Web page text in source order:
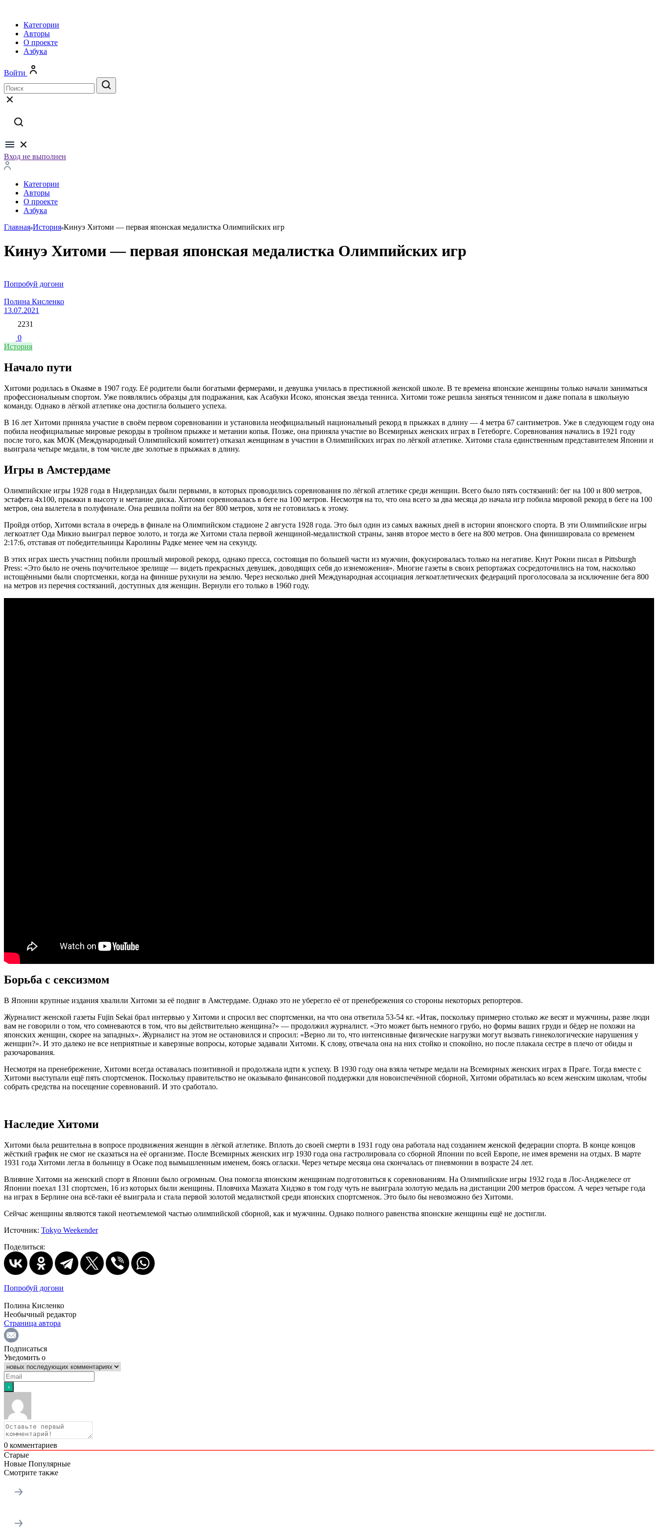
Категории
Авторы
О проекте
Азбука
Войти
Вход не выполнен
Категории
Авторы
О проекте
Азбука
Главная История Кинуэ Хитоми — первая японская медалистка Олимпийских игр
Кинуэ Хитоми — первая японская медалистка Олимпийских игр
Попробуй догони
Полина Кисленко
13.07.2021
2231
0
История
Начало пути
Хитоми родилась в Окаяме в 1907 году. Её родители были богатыми фермерами, и девушка училась в престижной женской школе. В те времена японские женщины только начали заниматься
профессиональным спортом. Уже появлялись образцы для подражания, как Асабуки Исоко, японская звезда тенниса. Хитоми тоже решила заняться теннисом и даже попала в школьную
команду. Однако в лёгкой атлетике она достигла большего успеха.
В 16 лет Хитоми приняла участие в своём первом соревновании и установила неофициальный национальный рекорд в прыжках в длину — 4 метра 67 сантиметров. Уже в следующем году она
побила неофициальные мировые рекорды в тройном прыжке и метании копья. Позже, она приняла участие во Всемирных женских играх в Гетеборге. Соревнования начались в 1921 году
после того, как МОК (Международный Олимпийский комитет) отказал женщинам в участии в Олимпийских играх по лёгкой атлетике. Хитоми стала единственным представителем Японии и
выиграла четыре медали, в том числе две золотые в прыжках в длину.
Игры в Амстердаме
Олимпийские игры 1928 года в Нидерландах были первыми, в которых проводились соревнования по лёгкой атлетике среди женщин. Всего было пять состязаний: бег на 100 и 800 метров,
эстафета 4х100, прыжки в высоту и метание диска. Хитоми соревновалась в беге на 100 метров. Несмотря на то, что она всего за два месяца до начала игр побила мировой рекорд в беге на 100
метров, она вылетела в полуфинале. Она решила пойти на бег 800 метров, хотя не готовилась к этому.
Пройдя отбор, Хитоми встала в очередь в финале на Олимпийском стадионе 2 августа 1928 года. Это был один из самых важных дней в истории японского спорта. В эти Олимпийские игры
легкоатлет Ода Микио выиграл первое золото, и тогда же Хитоми стала первой женщиной-медалисткой страны, заняв второе место в беге на 800 метров. Она финишировала со временем
2:17:6, отставая от победительницы Каролины Радке менее чем на секунду.
В этих играх шесть участниц побили прошлый мировой рекорд, однако пресса, состоящая по большей части из мужчин, фокусировалась только на негативе. Кнут Рокни писал в Pittsburgh
Press: «Это было не очень поучительное зрелище — видеть прекрасных девушек, доводящих себя до изнеможения». Многие газеты в своих репортажах сосредоточились на том, насколько
истощёнными были спортсменки, когда на финише рухнули на землю. Через несколько дней Международная ассоциация легкоатлетических федераций проголосовала за исключение бега 800
на метров из перечня состязаний, доступных для женщин. Вернули его только в 1960 году.
Борьба с сексизмом
В Японии крупные издания хвалили Хитоми за её подвиг в Амстердаме. Однако это не уберегло её от пренебрежения со стороны некоторых репортеров.
Журналист женской газеты Fujin Sekai брал интервью у Хитоми и спросил вес спортсменки, на что она ответила 53-54 кг. «Итак, поскольку примерно столько же весят и мужчины, разве люди
вам не говорили о том, что сомневаются в том, что вы действительно женщина?» — продолжил журналист. «Это может быть немного грубо, но формы ваших груди и бёдер не похожи на
японских женщин, скорее на западных». Журналист на этом не остановился и спросил: «Верно ли то, что интенсивные физические нагрузки могут вызвать гинекологические нарушения у
женщин?». И это далеко не все неприятные и каверзные вопросы, которые задавали Хитоми. К слову, отвечала она на них стойко и спокойно, но после плакала сестре в плечо от обиды и
разочарования.
Несмотря на пренебрежение, Хитоми всегда оставалась позитивной и продолжала идти к успеху. В 1930 году она взяла четыре медали на Всемирных женских играх в Праге. Тогда вместе с
Хитоми выступали ещё пять спортсменок. Поскольку правительство не оказывало финансовой поддержки для новоиспечённой сборной, Хитоми обратилась ко всем женским школам, чтобы
собрать средства на посещение соревнований. И это сработало.
Наследие Хитоми
Хитоми была решительна в вопросе продвижения женщин в лёгкой атлетике. Вплоть до своей смерти в 1931 году она работала над созданием женской федерации спорта. В конце концов
жёсткий график не смог не сказаться на её организме. После Всемирных женских игр 1930 года она гастролировала со сборной Японии по всей Европе, не имея времени на отдых. В марте
1931 года Хитоми легла в больницу в Осаке под вымышленным именем, боясь огласки. Через четыре месяца она скончалась от пневмонии в возрасте 24 лет.
Влияние Хитоми на женский спорт в Японии было огромным. Она помогла японским женщинам подготовиться к соревнованиям. На Олимпийские игры 1932 года в Лос-Анджелесе от
Японии поехал 131 спортсмен, 16 из которых были женщины. Пловчиха Маэхата Хидэко в том году чуть не выиграла золотую медаль на дистанции 200 метров брассом. А через четыре года
на играх в Берлине она всё-таки её выиграла и стала первой золотой медалисткой среди японских спортсменок. Это было бы невозможно без Хитоми.
Сейчас женщины являются такой неотъемлемой частью олимпийской сборной, как и мужчины. Однако полного равенства японские женщины ещё не достигли.
Источник: Tokyo Weekender
Поделиться:
Попробуй догони
Полина Кисленко
Необычный редактор
Страница автора
Подписаться
Уведомить о
0 комментариев
Старые
Новые Популярные
Смотрите также